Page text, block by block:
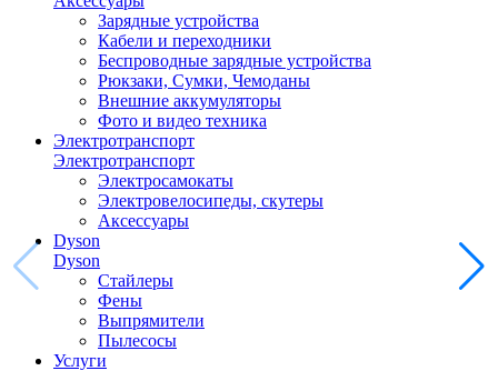
Зарядные устройства
Кабели и переходники
Беспроводные зарядные устройства
Рюкзаки, Сумки, Чемоданы
Внешние аккумуляторы
Фото и видео техника
Электротранспорт
Электротранспорт
Электросамокаты
Электровелосипеды, скутеры
Аксессуары
Dyson
Dyson
Стайлеры
Фены
Выпрямители
Пылесосы
Услуги